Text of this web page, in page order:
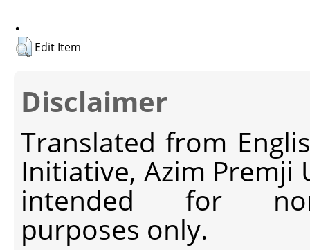
.
Edit Item
Disclaimer
Translated from
Initiative, Azim Premji
intended for non-
purposes only.